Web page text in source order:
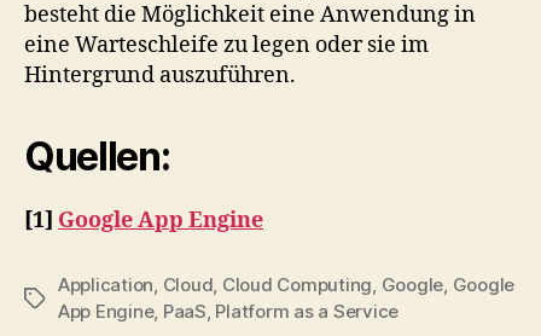
besteht die Möglichkeit eine Anwendung in
eine Warteschleife zu legen oder sie im
Hintergrund auszuführen.
Quellen:
[1] Google App Engine
Tags
Application, Cloud, Cloud Computing, Google, Google
App Engine, PaaS, Platform as a Service